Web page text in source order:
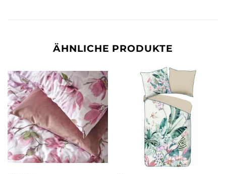
ÄHNLICHE PRODUKTE